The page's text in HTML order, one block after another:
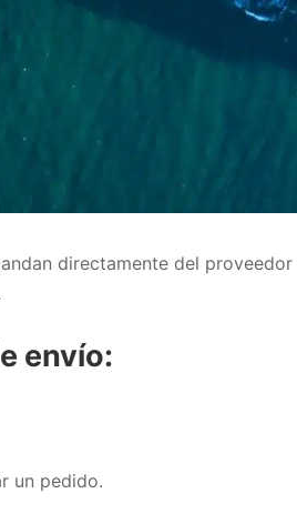
directamente del
envío:
un pedido.